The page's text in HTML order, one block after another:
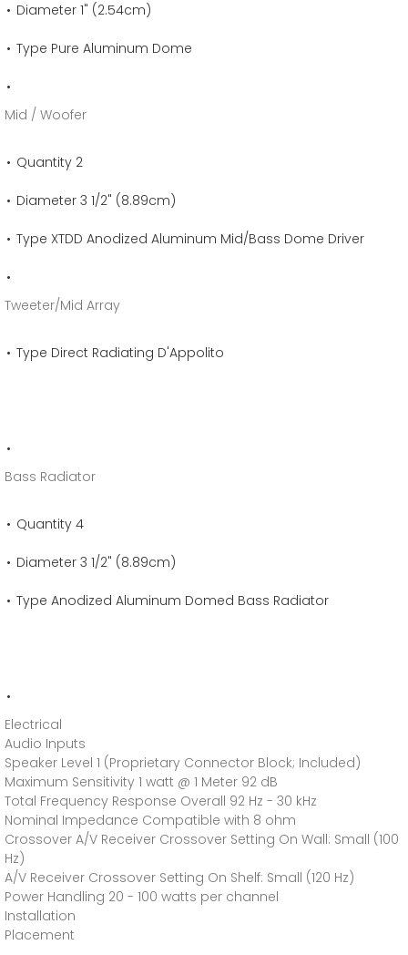
Diameter 1" (2.54cm)
Type Pure Aluminum Dome
Mid / Woofer
Quantity 2
Diameter 3 1/2" (8.89cm)
Type XTDD Anodized Aluminum Mid/Bass Dome Driver
Tweeter/Mid Array
Type Direct Radiating D'Appolito
Bass Radiator
Quantity 4
Diameter 3 1/2" (8.89cm)
Type Anodized Aluminum Domed Bass Radiator
Electrical
Audio Inputs
Speaker Level 1 (Proprietary Connector Block; Included)
Maximum Sensitivity 1 watt @ 1 Meter 92 dB
Total Frequency Response Overall 92 Hz - 30 kHz
Nominal Impedance Compatible with 8 ohm
Crossover A/V Receiver Crossover Setting On Wall: Small (100
Hz)
A/V Receiver Crossover Setting On Shelf: Small (120 Hz)
Power Handling 20 - 100 watts per channel
Installation
Placement